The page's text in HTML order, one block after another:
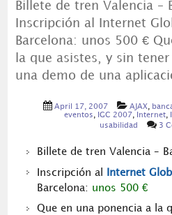
Billete de tren Valencia –
Inscripción al Internet
Barcelona: unos 500 €
la que asistes, y sin
una demo de una
April 17, 2007 AJAX
eventos
IGC 2007 Internet,
usabilidad
3
Billete de tren Valencia –
Inscripción al Internet
Barcelona: unos 500 €
Que en una ponencia a la